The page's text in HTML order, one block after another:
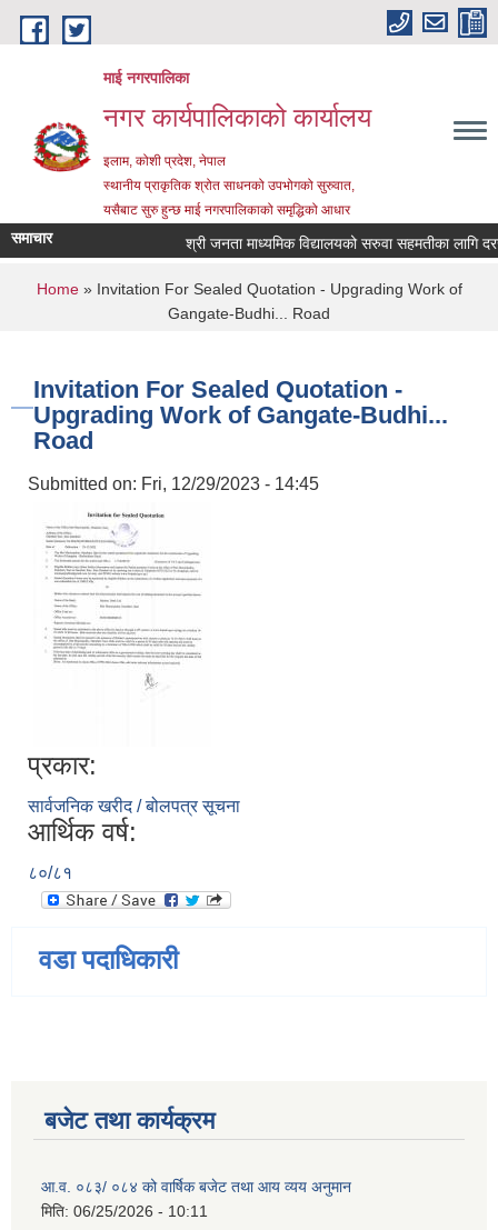
Skip to main content
माई नगरपालिका
नगर कार्यपालिकाको कार्यालय
इलाम, कोशी प्रदेश, नेपाल
स्थानीय प्राकृतिक श्रोत साधनको उपभोगको सुरुवात,
यसैबाट सुरु हुन्छ माई नगरपालिकाको समृद्धिको आधार
समाचार श्री जनता माध्यमिक विद्यालयको सरुवा सहमतीका लागि
You are here
Home» Invitation For Sealed Quotation - Upgrading Work of
Gangate-Budhi... Road
Invitation For Sealed Quotation -
Upgrading Work of Gangate-Budhi...
Road
Submitted on: Fri, 12/29/2023 - 14:45
प्रकार:
सार्वजनिक खरीद / बोलपत्र सूचना
आर्थिक वर्ष:
८०/८१
वडा पदाधिकारी
बजेट तथा कार्यक्रम
आ.व. ०८३/ ०८४ को वार्षिक बजेट तथा आय व्यय अनुमान
मिति: 06/25/2026 - 10:11